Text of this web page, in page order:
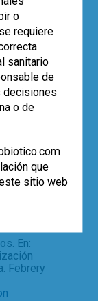
Guarino
of
working
for
En:
Febrery
o
requiere
sanitario
de
decisiones
o de
que
sitio web